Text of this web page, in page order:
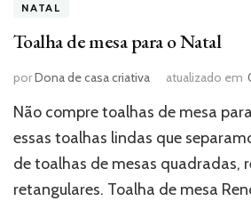
NATAL
Toalha de mesa para o Natal
porDona de casa criativa atualizado em
Não compre toalhas de mesa
essas toalhas lindas que
de toalhas de mesas quadradas,
retangulares. Toalha de mesa